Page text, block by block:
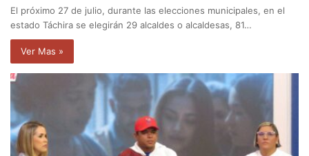
El próximo 27 de julio, durante las elecciones municipales, en el
estado Táchira se elegirán 29 alcaldes o alcaldesas, 81…
Ver Mas »